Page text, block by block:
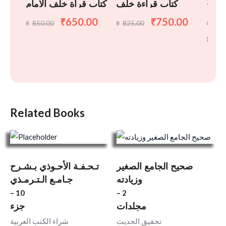
كتاب قراة خلف الامام
₹ 850.00 ₹650.00
كتاب قراءة خلف
₹ 825.00 ₹750.00
اردو
₹
₹
Related Books
تـحـفـة الأحـوذي بـشـرح
جـامـع الـتـرمـذي
– 10
جزء
شراء الكتب العربية
صحيح الجامع الصغير
وزيادته
– 2
مجلدات
تحقيق الحديث